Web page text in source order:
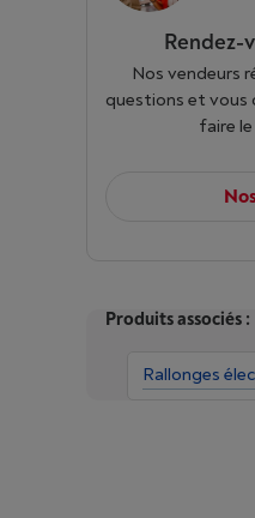
Rendez-
Nos vendeurs
questions et vous
faire
Produits associés :
Rallonges